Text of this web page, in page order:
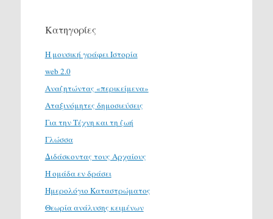
Κατηγορίες
H μουσική γράφει Ιστορία
web 2.0
Αναζητώντας «περικείμενα»
Αταξινόμητες δημοσιεύσεις
Για την Τέχνη και τη ζωή
Γλώσσα
Διδάσκοντας τους Αρχαίους
Η ομάδα εν δράσει
Ημερολόγιο Καταστρώματος
Θεωρία ανάλυσης κειμένων